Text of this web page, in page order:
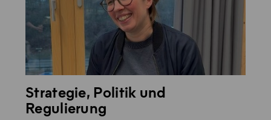
Strategie, Politik und
Regulierung